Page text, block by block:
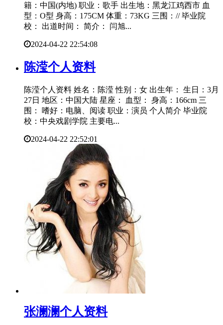
籍：中国(内地) 职业：歌手 出生地：黑龙江鸡西市 血
型：O型 身高：175CM 体重：73KG 三围：// 毕业院
校： 出道时间： 简介： 闫旭...
2024-04-22 22:54:08
​陈滢个人资料
陈滢个人资料 姓名：陈滢 性别：女 出生年： 生日：3月
27日 地区：中国大陆 星座： 血型： 身高：166cm 三
围： 嗜好：电脑、阅读 职业：演员 个人简介 毕业院
校：中央戏剧学院 主要电...
2024-04-22 22:52:01
​张澜澜个人资料